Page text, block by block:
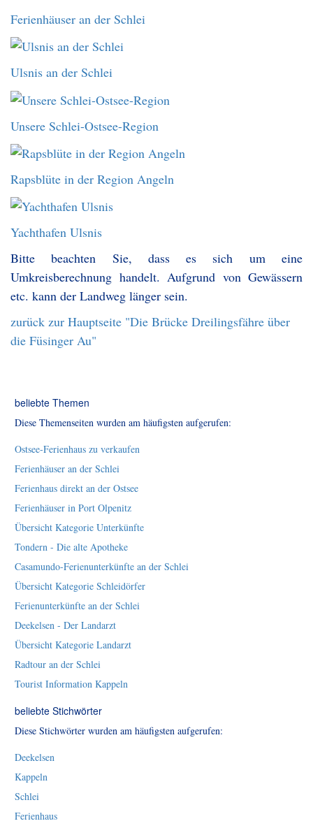
Ferienhäuser an der Schlei
Ulsnis an der Schlei
Unsere Schlei-Ostsee-Region
Rapsblüte in der Region Angeln
Yachthafen Ulsnis
Bitte beachten Sie, dass es sich um eine
Umkreisberechnung handelt. Aufgrund von Gewässern
etc. kann der Landweg länger sein.
zurück zur Hauptseite "Die Brücke Dreilingsfähre über
die Füsinger Au"
beliebte Themen
Diese Themenseiten wurden am häufigsten aufgerufen:
Ostsee-Ferienhaus zu verkaufen
Ferienhäuser an der Schlei
Ferienhaus direkt an der Ostsee
Ferienhäuser in Port Olpenitz
Übersicht Kategorie Unterkünfte
Tondern - Die alte Apotheke
Casamundo-Ferienunterkünfte an der Schlei
Übersicht Kategorie Schleidörfer
Ferienunterkünfte an der Schlei
Deekelsen - Der Landarzt
Übersicht Kategorie Landarzt
Radtour an der Schlei
Tourist Information Kappeln
beliebte Stichwörter
Diese Stichwörter wurden am häufigsten aufgerufen:
Deekelsen
Kappeln
Schlei
Ferienhaus